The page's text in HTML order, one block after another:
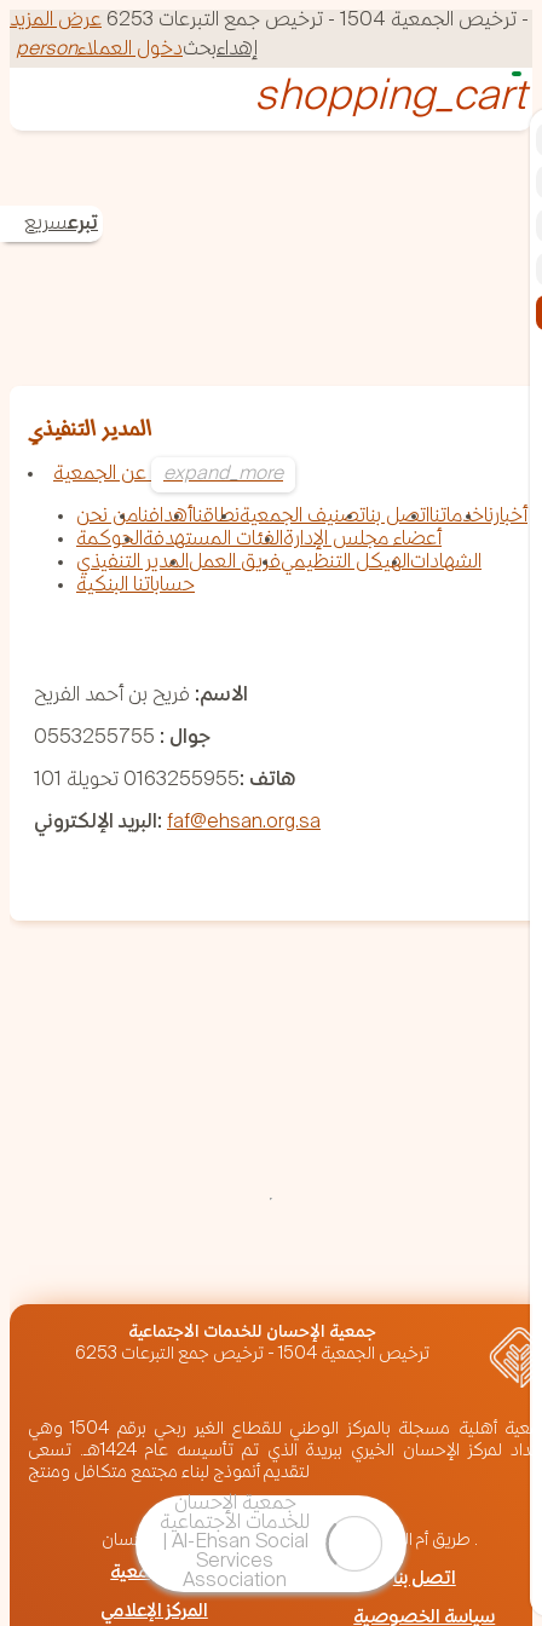
- ترخيص جمع التبرعات 6253
عرض المزيد
personدخول العملاءبحثإهداء
تبرعسريع
المدير التنفيذي
عن الجمعية
من نحنأهدافنانطاقناتصنيف الجمعيةاتصل بناخدماتناأخبارنا
الحوكمةالفئات المستهدفةأعضاء مجلس الإدارة
المدير التنفيذيفريق العملالهيكل التنظيميالشهادات
حساباتنا البنكية
الاسم: فريح بن أحمد الفريح
جوال :
هاتف :0163255955 تحويلة 101
البريد الإلكتروني: faf@ehsan.org.sa
‏جمعية الإحسان للخدمات الاجتماعية
ترخيص الجمعية 1504 - ترخيص جمع التبرعات 6253
جمعية أهلية مسجلة بالمركز الوطني للقطاع الغير ربحي برقم 1504 وهي
امتداد لمركز الإحسان الخيري ببريدة الذي تم تأسيسه عام 1424هـ. تسعى
لتقديم أنموذج لبناء مجتمع متكافل ومنتج
المملكة العربية السعودية,بريدة
طريق أم المؤمنين عائشة (رضي الله عنها) ، برج الإحسان .
عن الجمعية
المركز الإعلامي
اتصل بنا
سياسة الخصوصية